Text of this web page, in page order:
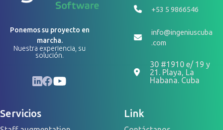
Ponemos su proyecto en
marcha.
Nuestra experiencia, su
solución.
LinkedIn
Facebook
YouTube
+53 5 9866546
info@ingeniuscuba
.com
30 #1910 e/ 19 y
21. Playa, La
Habana. Cuba
Servicios Link